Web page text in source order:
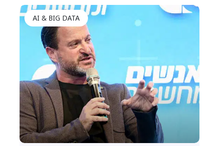
AI & BIG DATA